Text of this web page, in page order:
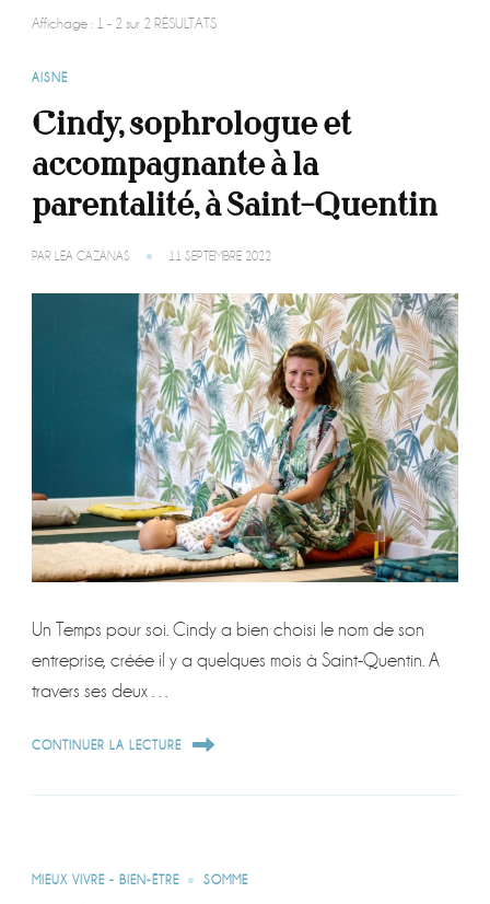
Affichage : 1 - 2 sur 2 RÉSULTATS
AISNE
Cindy, sophrologue et
accompagnante à la
parentalité, à Saint-Quentin
PAR LÉA CAZANAS 11 SEPTEMBRE 2022
Un Temps pour soi. Cindy a bien choisi le nom de son
entreprise, créée il y a quelques mois à Saint-Quentin. A
travers ses deux …
CONTINUER LA LECTURE
MIEUX VIVRE - BIEN-ÊTRE SOMME